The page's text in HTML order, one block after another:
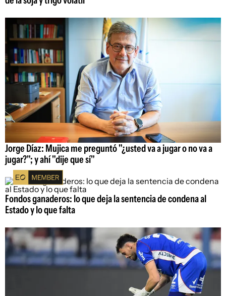
Jorge Díaz: Mujica me preguntó "¿usted va a jugar o no va a
jugar?"; y ahí "dije que sí"
Fondos ganaderos: lo que deja la sentencia de condena al
Estado y lo que falta